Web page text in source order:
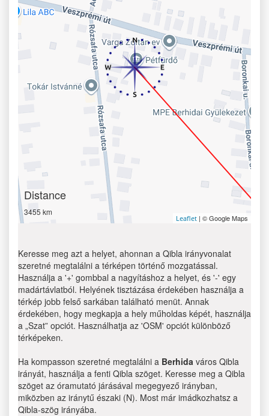
Distance
3455 km
Leaflet | © Google Maps
Keresse meg azt a helyet, ahonnan a Qibla irányvonalat
szeretné megtalálni a térképen történő mozgatással.
Használja a '+' gombbal a nagyításhoz a helyet, és '-' egy
madártávlatból. Helyének tisztázása érdekében használja a
térkép jobb felső sarkában található menüt. Annak
érdekében, hogy megkapja a hely műholdas képét, használja
a „Szat” opciót. Használhatja az 'OSM' opciót különböző
térképeken.
Ha kompasson szeretné megtalálni a Berhida város Qibla
irányát, használja a fenti Qibla szöget. Keresse meg a Qibla
szöget az óramutató járásával megegyező irányban,
miközben az iránytű északi (N). Most már imádkozhatsz a
Qibla-szög irányába.